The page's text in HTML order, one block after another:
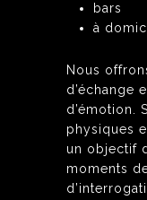
bars
à
Nous
d’échange
d’émotion.
physiques
un objectif
moments